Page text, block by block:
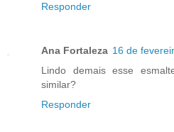
Responder
Ana Fortaleza 16 de
Lindo demais esse
similar?
Responder